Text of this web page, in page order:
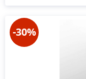
-30%